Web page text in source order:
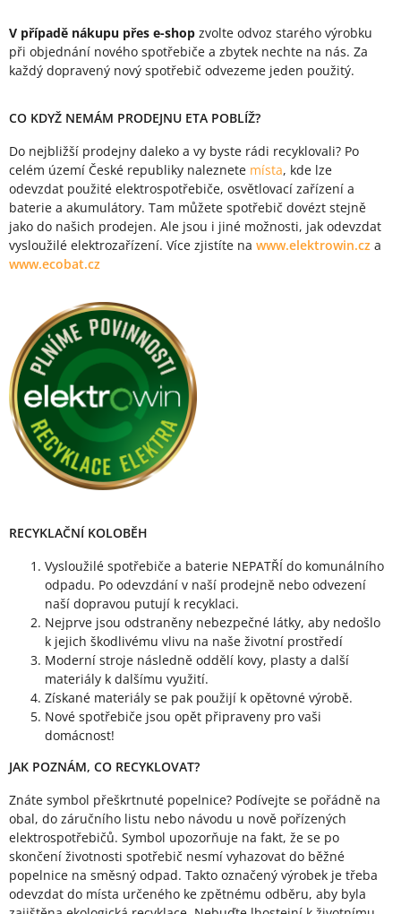
V případě nákupu přes e-shop zvolte odvoz starého výrobku
při objednání nového spotřebiče a zbytek nechte na nás. Za
každý dopravený nový spotřebič odvezeme jeden použitý.
CO KDYŽ NEMÁM PRODEJNU ETA POBLÍŽ?
Do nejbližší prodejny daleko a vy byste rádi recyklovali? Po
celém území České republiky naleznete místa, kde lze
odevzdat použité elektrospotřebiče, osvětlovací zařízení a
baterie a akumulátory. Tam můžete spotřebič dovézt stejně
jako do našich prodejen. Ale jsou i jiné možnosti, jak odevzdat
vysloužilé elektrozařízení. Více zjistíte na www.elektrowin.cz a
www.ecobat.cz
RECYKLAČNÍ KOLOBĚH
Vysloužilé spotřebiče a baterie NEPATŘÍ do komunálního
odpadu. Po odevzdání v naší prodejně nebo odvezení
naší dopravou putují k recyklaci.
Nejprve jsou odstraněny nebezpečné látky, aby nedošlo
k jejich škodlivému vlivu na naše životní prostředí
Moderní stroje následně oddělí kovy, plasty a další
materiály k dalšímu využití.
Získané materiály se pak použijí k opětovné výrobě.
Nové spotřebiče jsou opět připraveny pro vaši
domácnost!
JAK POZNÁM, CO RECYKLOVAT?
Znáte symbol přeškrtnuté popelnice? Podívejte se pořádně na
obal, do záručního listu nebo návodu u nově pořízených
elektrospotřebičů. Symbol upozorňuje na fakt, že se po
skončení životnosti spotřebič nesmí vyhazovat do běžné
popelnice na směsný odpad. Takto označený výrobek je třeba
odevzdat do místa určeného ke zpětnému odběru, aby byla